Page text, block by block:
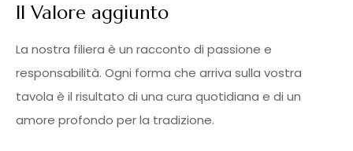
Il Valore aggiunto
La nostra filiera è un racconto di passione e
responsabilità. Ogni forma che arriva sulla vostra
tavola è il risultato di una cura quotidiana e di un
amore profondo per la tradizione.